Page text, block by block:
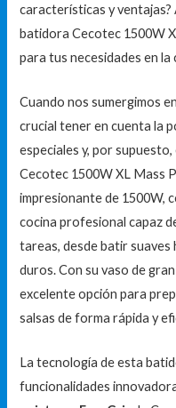
características y ventajas?
batidora Cecotec 1500W
para tus necesidades en la
Cuando nos sumergimos
crucial tener en cuenta la
especiales y, por
Cecotec 1500W XL Mass
impresionante de 1500W,
cocina profesional capaz
tareas, desde batir
duros. Con su vaso de
excelente opción para
salsas de forma rápida y
La tecnología de esta
funcionalidades